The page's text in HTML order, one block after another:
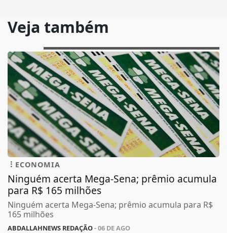
Veja também
ECONOMIA
Ninguém acerta Mega-Sena; prêmio acumula
para R$ 165 milhões
Ninguém acerta Mega-Sena; prêmio acumula para R$
165 milhões
ABDALLAHNEWS REDAÇÃO- 06 DE AGO